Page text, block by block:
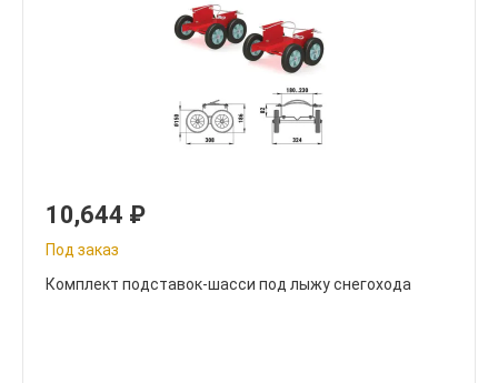
10,644 ₽
Под заказ
Комплект подставок-шасси под лыжу снегохода